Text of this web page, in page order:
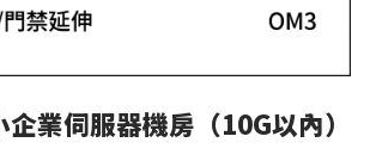
業伺服器機房（10G以內）